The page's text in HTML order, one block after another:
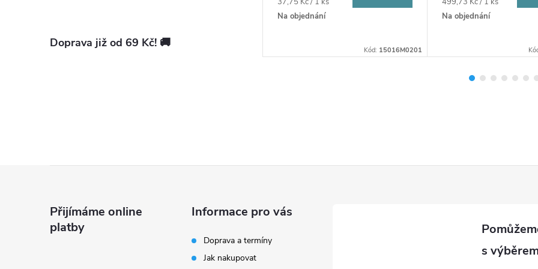
Doprava již od 69 Kč! 🚚
15020M0201
cena:
Na objednání
Kód: 15016M0201
cena:
Na objednání
Přijímáme online
platby
Informace pro vás
Doprava a termíny
Jak nakupovat